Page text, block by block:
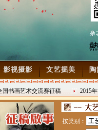
影视摄影 文艺掘美
画艺术交流赛征稿
2015年“
日战争胜利
按类别：